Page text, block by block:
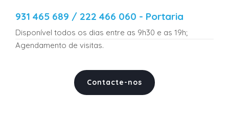
931 465 689 / 222 466 060 - Portaria
Disponível todos os dias entre as 9h30 e as 19h;
Agendamento de visitas.
Contacte-nos